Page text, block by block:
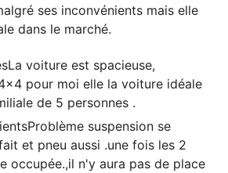
ses inconvénients mais elle
dans le marché.
La voiture est spacieuse,
pour moi elle la voiture idéale
de 5 personnes .
Problème suspension se
et pneu aussi .une fois les 2
occupée.,il n'y aura pas de place